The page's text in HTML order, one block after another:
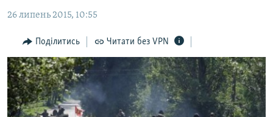
основної
Перейти
до
пошуку
БЛОГИ
ПОГЛЯД
ІНТЕРВ'Ю
ВСЕ ЗА ДЕНЬ
СПЕЦПРОЕКТИ
26 липень 2015, 10:55
Поділитись Читати без VPN